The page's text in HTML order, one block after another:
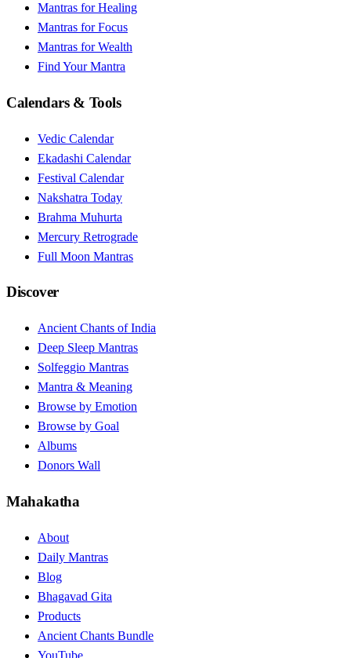
Mantras for Healing
Mantras for Focus
Mantras for Wealth
Find Your Mantra
Calendars & Tools
Vedic Calendar
Ekadashi Calendar
Festival Calendar
Nakshatra Today
Brahma Muhurta
Mercury Retrograde
Full Moon Mantras
Discover
Ancient Chants of India
Deep Sleep Mantras
Solfeggio Mantras
Mantra & Meaning
Browse by Emotion
Browse by Goal
Albums
Donors Wall
Mahakatha
About
Daily Mantras
Blog
Bhagavad Gita
Products
Ancient Chants Bundle
YouTube